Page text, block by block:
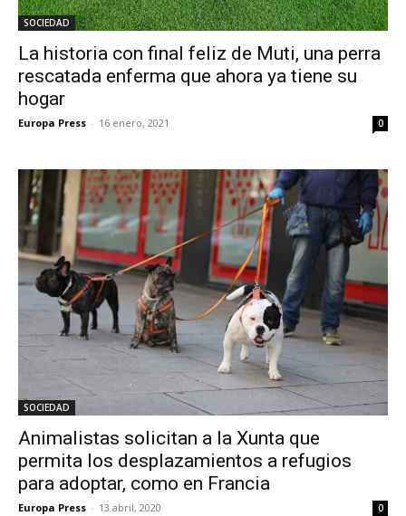
SOCIEDAD
La historia con final feliz de Muti, una perra
rescatada enferma que ahora ya tiene su
hogar
Europa Press - 16 enero, 2021 0
SOCIEDAD
Animalistas solicitan a la Xunta que
permita los desplazamientos a refugios
para adoptar, como en Francia
Europa Press - 13 abril, 2020 0